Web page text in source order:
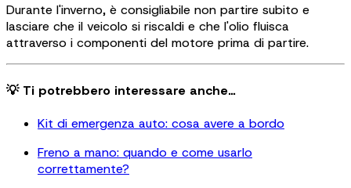
Durante l'inverno, è consigliabile non partire subito e
lasciare che il veicolo si riscaldi e che l'olio fluisca
attraverso i componenti del motore prima di partire.
💡 Ti potrebbero interessare anche…
Kit di emergenza auto: cosa avere a bordo
Freno a mano: quando e come usarlo
correttamente?